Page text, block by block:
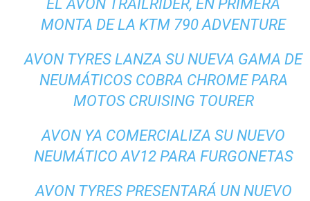
EL AVON TRAILRIDER, EN PRIMERA
MONTA DE LA KTM 790 ADVENTURE
AVON TYRES LANZA SU NUEVA GAMA DE
NEUMÁTICOS COBRA CHROME PARA
MOTOS CRUISING TOURER
AVON YA COMERCIALIZA SU NUEVO
NEUMÁTICO AV12 PARA FURGONETAS
AVON TYRES PRESENTARÁ UN NUEVO